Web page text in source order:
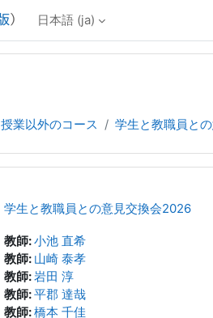
日本語 ‎(ja)‎
授業以外のコース 学生と教職員と
学生と教職員との意見交換会2026
教師:小池 直希
教師: 山崎 泰孝
教師:岩田 淳
教師:平郡 達哉
教師:橋本 千佳